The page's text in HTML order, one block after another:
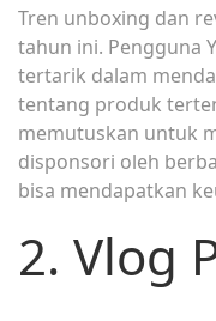
Tren unboxing dan
tahun ini. Pengguna
tertarik dalam
tentang produk
memutuskan untuk
disponsori oleh
bisa mendapatkan
2. Vlog